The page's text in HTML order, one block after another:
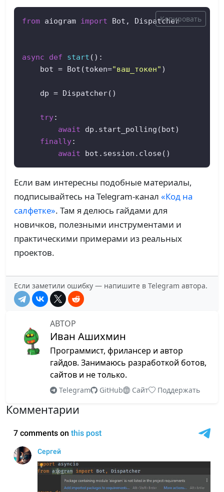
from aiogram import Bot, Dispatcher
async def start ():
    bot = Bot(token=
"ваш_токен" )
    dp = Dispatcher()
try:
await dp.start_polling(bot)
finally:
await bot.session.close()
Копировать
Если вам интересны подобные материалы,
подписывайтесь на Telegram-канал «Код на
салфетке». Там я делюсь гайдами для
новичков, полезными инструментами и
практическими примерами из реальных
проектов.
Если заметили ошибку — напишите в Telegram автора.
АВТОР
Иван Ашихмин
Программист, фрилансер и автор
гайдов. Занимаюсь разработкой ботов,
сайтов и не только.
Telegram GitHub Сайт Поддержать
Комментарии